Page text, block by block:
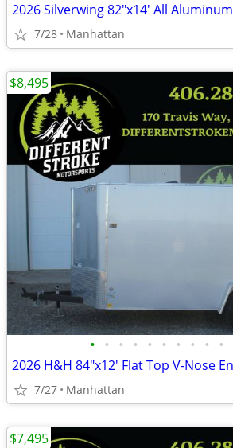
7/28 Manhattan
• • • • • • • • • •
7/27 Manhattan
$8,495
$7,495